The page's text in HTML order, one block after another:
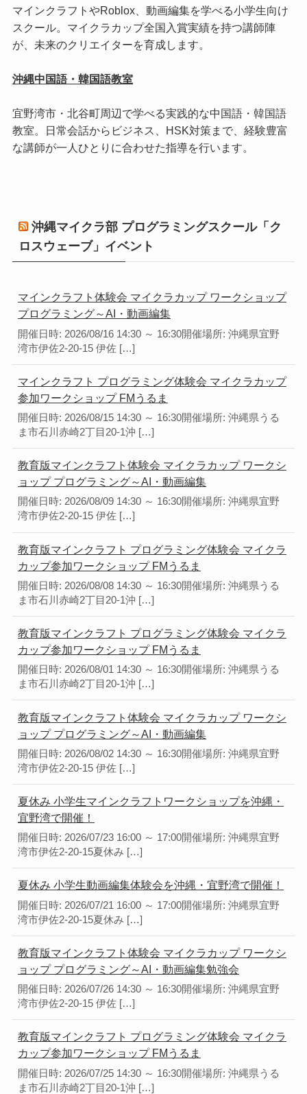
マインクラフトやRoblox、動画編集を学べる小学生向け
スクール。マイクラカップ全国入賞実績を持つ講師陣
が、未来のクリエイターを育成します。
沖縄中国語・韓国語教室
宜野湾市・北谷町周辺で学べる実践的な中国語・韓国語
教室。日常会話からビジネス、HSK対策まで、経験豊富
な講師が一人ひとりに合わせた指導を行います。
沖縄マイクラ部 プログラミングスクール「ク
ロスウェーブ」イベント
マインクラフト体験会 マイクラカップ ワークショップ
プログラミング～AI・動画編集
開催日時: 2026/08/16 14:30 ～ 16:30開催場所: 沖縄県宜野
湾市伊佐2-20-15 伊佐 […]
マインクラフト プログラミング体験会 マイクラカップ
参加ワークショップ FMうるま
開催日時: 2026/08/15 14:30 ～ 16:30開催場所: 沖縄県うる
ま市石川赤崎2丁目20-1沖 […]
教育版マインクラフト体験会 マイクラカップ ワークシ
ョップ プログラミング～AI・動画編集
開催日時: 2026/08/09 14:30 ～ 16:30開催場所: 沖縄県宜野
湾市伊佐2-20-15 伊佐 […]
教育版マインクラフト プログラミング体験会 マイクラ
カップ参加ワークショップ FMうるま
開催日時: 2026/08/08 14:30 ～ 16:30開催場所: 沖縄県うる
ま市石川赤崎2丁目20-1沖 […]
教育版マインクラフト プログラミング体験会 マイクラ
カップ参加ワークショップ FMうるま
開催日時: 2026/08/01 14:30 ～ 16:30開催場所: 沖縄県うる
ま市石川赤崎2丁目20-1沖 […]
教育版マインクラフト体験会 マイクラカップ ワークシ
ョップ プログラミング～AI・動画編集
開催日時: 2026/08/02 14:30 ～ 16:30開催場所: 沖縄県宜野
湾市伊佐2-20-15 伊佐 […]
夏休み 小学生マインクラフトワークショップを沖縄・
宜野湾で開催！
開催日時: 2026/07/23 16:00 ～ 17:00開催場所: 沖縄県宜野
湾市伊佐2-20-15夏休み […]
夏休み 小学生動画編集体験会を沖縄・宜野湾で開催！
開催日時: 2026/07/21 16:00 ～ 17:00開催場所: 沖縄県宜野
湾市伊佐2-20-15夏休み […]
教育版マインクラフト体験会 マイクラカップ ワークシ
ョップ プログラミング～AI・動画編集勉強会
開催日時: 2026/07/26 14:30 ～ 16:30開催場所: 沖縄県宜野
湾市伊佐2-20-15 伊佐 […]
教育版マインクラフト プログラミング体験会 マイクラ
カップ参加ワークショップ FMうるま
開催日時: 2026/07/25 14:30 ～ 16:30開催場所: 沖縄県うる
ま市石川赤崎2丁目20-1沖 […]